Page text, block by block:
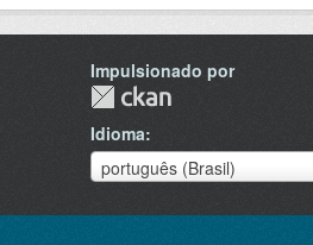
Impulsionado por
Idioma
português (Brasil)
Idioma